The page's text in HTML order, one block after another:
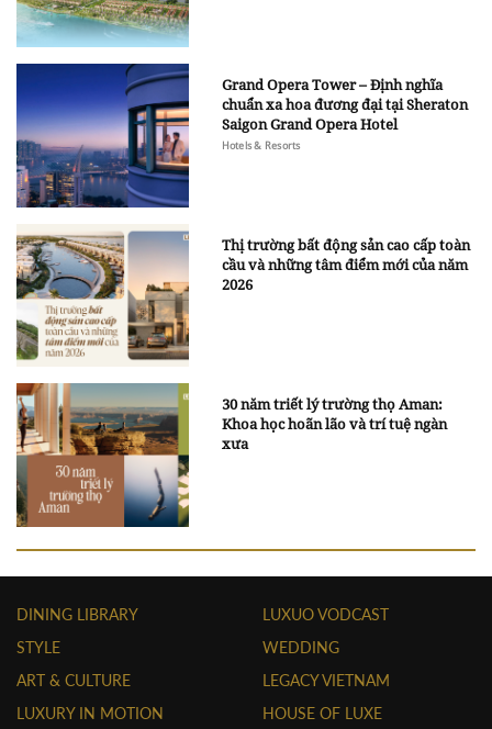
Grand Opera Tower – Định nghĩa
chuẩn xa hoa đương đại tại Sheraton
Saigon Grand Opera Hotel
Hotels & Resorts
Thị trường bất động sản cao cấp toàn
cầu và những tâm điểm mới của năm
2026
30 năm triết lý trường thọ Aman:
Khoa học hoãn lão và trí tuệ ngàn
xưa
DINING LIBRARY
STYLE
ART & CULTURE
LUXURY IN MOTION
LUXUO VODCAST
WEDDING
LEGACY VIETNAM
HOUSE OF LUXE